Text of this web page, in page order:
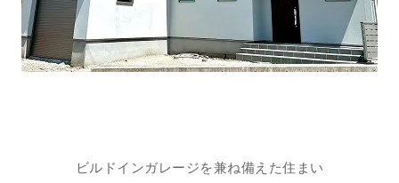
ビルドインガレージを兼ね備えた住まい